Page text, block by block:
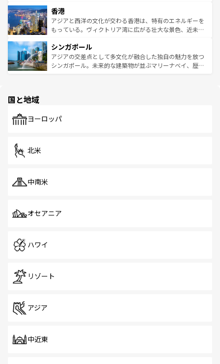
とつ。フォーやバインミー、ベトナムコーヒーなどは、ぜ
ひ現地で味わいたい。どの地域を訪れてもあたたかい人々
が旅行者を迎えてくれるので、きっと忘れられない旅にな
参照してほしい。
の活気が交差している。北部ではチェンマイなどの山岳地
帯で自然と触れ合い、南部ではプーケットやクラビの美し
いビーチでリゾート気分を楽しむことができる。タイ料理
激する。気候は一年中温暖で、どの季節にも異なる楽しみ
が待っている。親しみやすいタイの人々、仏教を中心とし
た文化、そして多様な観光資源が、訪れる旅人を魅了し続
香港
アジアと西洋の文化が交わる香港は、特有のエネルギーを
もっている。ヴィクトリア湾に広がる壮大な景色、近未来
み、どこを訪れても感動するはず。観光スポットが密集し
ており、効率よく見どころを回れるのも魅力。息をのむよ
うな絶景から文化的な体験まで、香港を存分に楽しみ尽く
シンガポール
アジアの交差点として多文化が融合した独自の魅力を放つ
シンガポール。未来的な建築物が並ぶマリーナベイ、歴史
で、ホーカーズは地元の風情を楽しめる外せないスポット
国と地域
ヨーロッパ
北米
中南米
オセアニア
ハワイ
リゾート
アジア
中近東